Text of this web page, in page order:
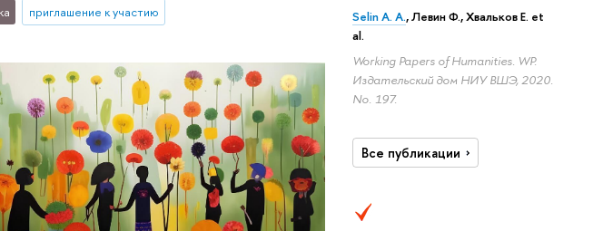
Selin A. A., Левин Ф., Хвальков Е. et
al.
Working Papers of Humanities. WP.
Издательский дом НИУ ВШЭ, 2020.
No. 197.
Все публикации
приглашение к участию